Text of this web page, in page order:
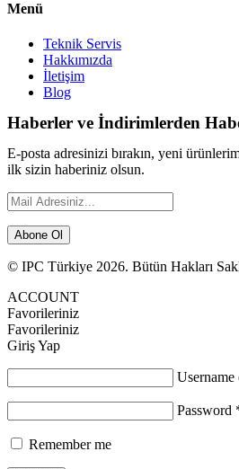
Menü
Teknik Servis
Hakkımızda
İletişim
Blog
Haberler ve İndirimlerden
E-posta adresinizi bırakın, yeni
ilk sizin haberiniz olsun.
Abone Ol
© IPC Türkiye 2026. Bütün Hakları
ACCOUNT
Favorileriniz
Favorileriniz
Giriş Yap
Username
Password
Remember me